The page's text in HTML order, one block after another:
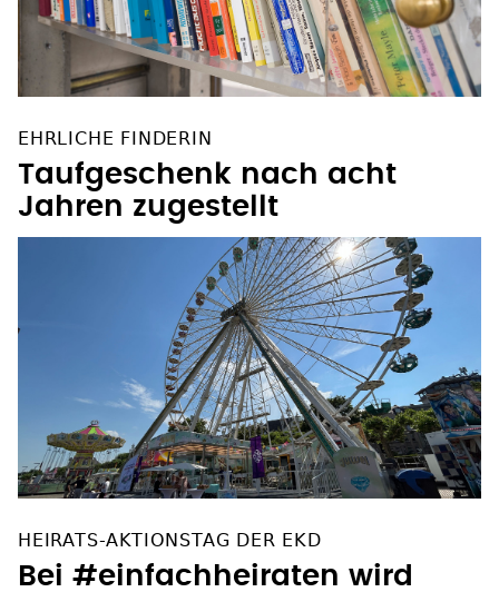
EHRLICHE FINDERIN
Taufgeschenk nach acht
Jahren zugestellt
HEIRATS-AKTIONSTAG DER EKD
Bei #einfachheiraten wird